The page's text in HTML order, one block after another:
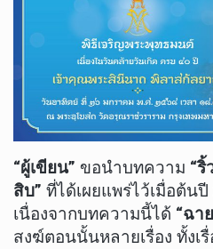
“ผู้เขียน” ขอนำบทความ “ริ้
สิบ” ที่ได้เผยแพร่ไว้เมื่อต้น
เนื่องจากบทความนี้ได้ “ฉา
สงฆ์ตอนนั้นหลายเรื่อง ทั้งเ